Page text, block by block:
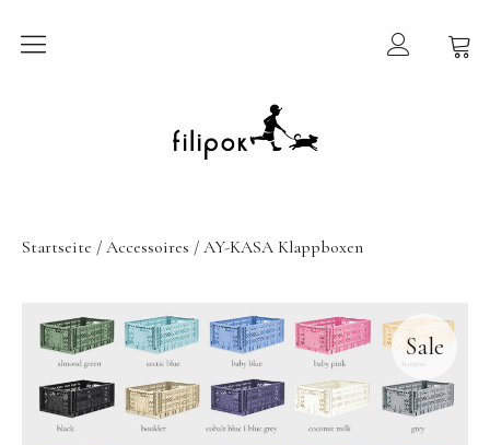
Sommermarkt
New In
Wigiwama
GRIMMS Möbel
Mammalampa
Startseite / Accessoires / AY-KASA Klappboxen
Sale